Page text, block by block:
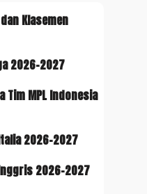
Klasemen
2026-2027
Tim MPL Indonesia
2026-2027
2026-2027